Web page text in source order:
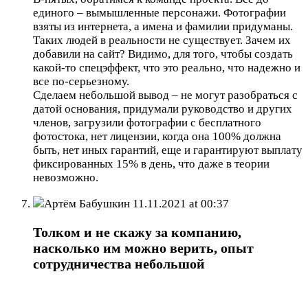
единого – вымышленные персонажи. Фотографии
взяты из интернета, а имена и фамилии придуманы.
Таких людей в реальности не существует. Зачем их
добавили на сайт? Видимо, для того, чтобы создать
какой-то спецэффект, что это реально, что надежно и
все по-серьезному.
Сделаем небольшой вывод – не могут разобраться с
датой основания, придумали руководство и других
членов, загрузили фотографии с бесплатного
фотостока, нет лицензии, когда она 100% должна
быть, нет иных гарантий, еще и гарантируют выплату
фиксированных 15% в день, что даже в теории
невозможно.
Артём Бабушкин 11.11.2021 at 00:37
Толком и не скажу за компанию,
насколько им можно верить, опыт
сотрудничества небольшой